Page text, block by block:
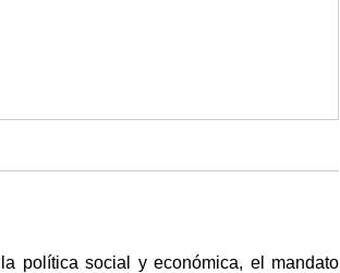
política social y económica, el mandato